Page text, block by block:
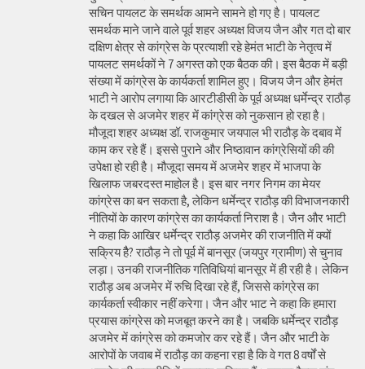
सचिन पायलट के समर्थक आमने सामने हो गए है। पायलट
समर्थक माने जाने वाले पूर्व शहर अध्यक्ष विजय जैन और गत दो बार
दक्षिण क्षेत्र से कांग्रेस के प्रत्याशी रहे हेमंत भाटी के नेतृत्व में
पायलट समर्थकों ने 7 अगस्त को एक बैठक की। इस बैठक में बड़ी
संख्या में कांग्रेस के कार्यकर्ता शामिल हुए। विजय जैन और हेमंत
भाटी ने आरोप लगाया कि आरटीडीसी के पूर्व अध्यक्ष धर्मेन्द्र राठौड़
के दखल से अजमेर शहर में कांग्रेस को नुकसान हो रहा है।
मौजूदा शहर अध्यक्ष डॉ. राजकुमार जयपाल भी राठौड़ के दबाव में
काम कर रहे हैं। इससे पुराने और निष्ठावान कांग्रेसियों की की
उपेक्षा हो रही है। मौजूदा समय में अजमेर शहर में भाजपा के
खिलाफ जबरदस्त माहोल है। इस बार नगर निगम का मेयर
कांग्रेस का बन सकता है, लेकिन धर्मेन्द्र राठौड़ की विभाजनकारी
नीतियों के कारण कांग्रेस का कार्यकर्ता निराश है। जैन और भाटी
ने कहा कि आखिर धर्मेन्द्र राठौड़ अजमेर की राजनीति में क्यों
सक्रिय हैै? राठौड़ ने तो पूर्व में बानसूर (जयपुर ग्रामीण) से चुनाव
लड़ा। उनकी राजनीतिक गतिविधियां बानसूर में ही रही है। लेकिन
राठौड़ अब अजमेर में रुचि दिखा रहे हैं, जिससे कांग्रेस का
कार्यकर्ता स्वीकार नहीं करेगा। जैन और भाट ने कहा कि हमारा
प्रयास कांग्रेस को मजबूत करने का है। जबकि धर्मेन्द्र राठौड़
अजमेर में कांग्रेस को कमजोर कर रहे हैं। जैन और भाटी के
आरोपों के जवाब में राठौड़ का कहना रहा है कि वे गत 8 वर्षों से